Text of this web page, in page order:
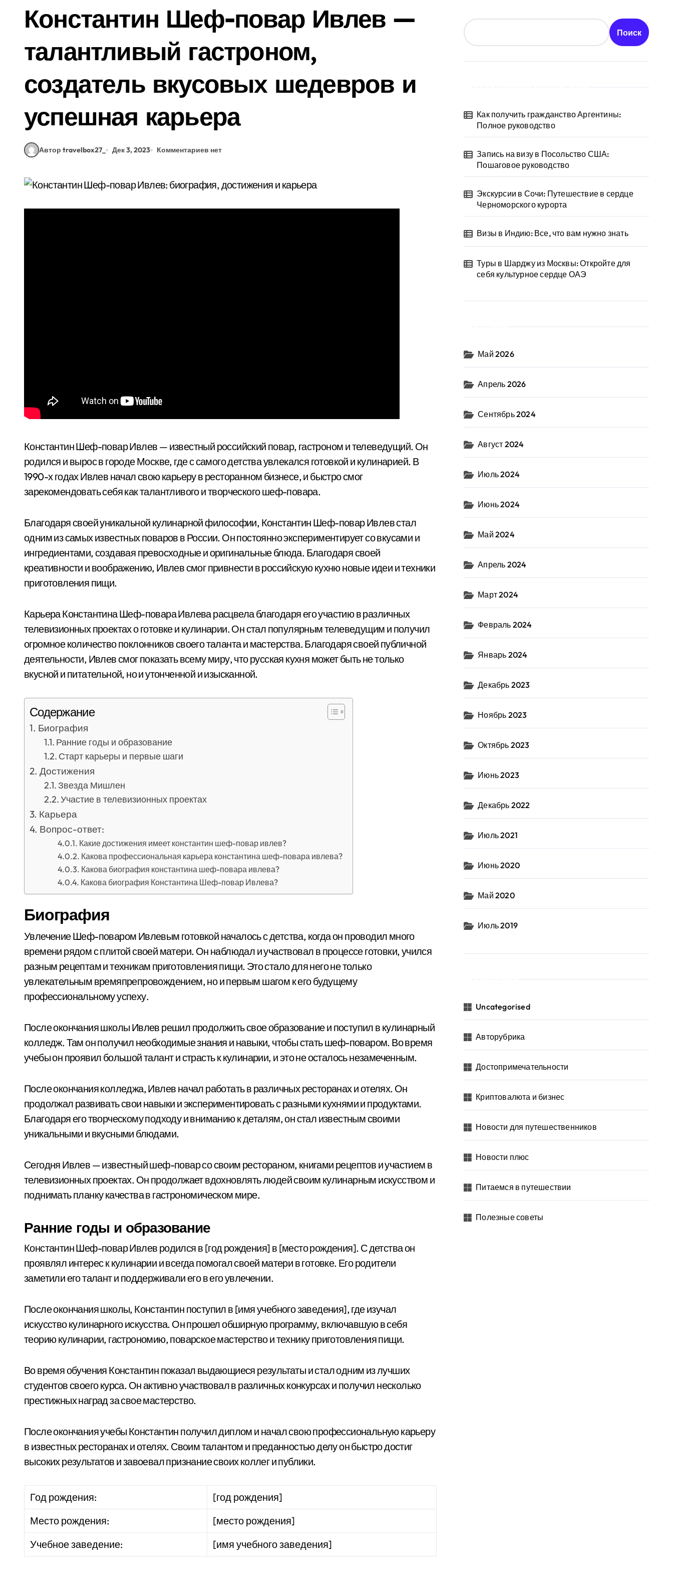
Константин Шеф-повар Ивлев —
талантливый гастроном,
создатель вкусовых шедевров и
успешная карьера
Автор travelbox27_ Дек 3, 2023 Комментариев нет
Константин Шеф-повар Ивлев — известный российский повар, гастроном и телеведущий. Он
родился и вырос в городе Москве, где с самого детства увлекался готовкой и кулинарией. В
1990-х годах Ивлев начал свою карьеру в ресторанном бизнесе, и быстро смог
зарекомендовать себя как талантливого и творческого шеф-повара.
Благодаря своей уникальной кулинарной философии, Константин Шеф-повар Ивлев стал
одним из самых известных поваров в России. Он постоянно экспериментирует со вкусами и
ингредиентами, создавая превосходные и оригинальные блюда. Благодаря своей
креативности и воображению, Ивлев смог привнести в российскую кухню новые идеи и техники
приготовления пищи.
Карьера Константина Шеф-повара Ивлева расцвела благодаря его участию в различных
телевизионных проектах о готовке и кулинарии. Он стал популярным телеведущим и получил
огромное количество поклонников своего таланта и мастерства. Благодаря своей публичной
деятельности, Ивлев смог показать всему миру, что русская кухня может быть не только
вкусной и питательной, но и утонченной и изысканной.
Содержание
Биография
Ранние годы и образование
Старт карьеры и первые шаги
Достижения
Звезда Мишлен
Участие в телевизионных проектах
Карьера
Вопрос-ответ:
Какие достижения имеет константин шеф-повар ивлев?
Какова профессиональная карьера константина шеф-повара ивлева?
Какова биография константина шеф-повара ивлева?
Какова биография Константина Шеф-повар Ивлева?
Биография
Увлечение Шеф-поваром Ивлевым готовкой началось с детства, когда он проводил много
времени рядом с плитой своей матери. Он наблюдал и участвовал в процессе готовки, учился
разным рецептам и техникам приготовления пищи. Это стало для него не только
увлекательным времяпрепровождением, но и первым шагом к его будущему
профессиональному успеху.
После окончания школы Ивлев решил продолжить свое образование и поступил в кулинарный
колледж. Там он получил необходимые знания и навыки, чтобы стать шеф-поваром. Во время
учебы он проявил большой талант и страсть к кулинарии, и это не осталось незамеченным.
После окончания колледжа, Ивлев начал работать в различных ресторанах и отелях. Он
продолжал развивать свои навыки и экспериментировать с разными кухнями и продуктами.
Благодаря его творческому подходу и вниманию к деталям, он стал известным своими
уникальными и вкусными блюдами.
Сегодня Ивлев — известный шеф-повар со своим рестораном, книгами рецептов и участием в
телевизионных проектах. Он продолжает вдохновлять людей своим кулинарным искусством и
поднимать планку качества в гастрономическом мире.
Ранние годы и образование
Константин Шеф-повар Ивлев родился в [год рождения] в [место рождения]. С детства он
проявлял интерес к кулинарии и всегда помогал своей матери в готовке. Его родители
заметили его талант и поддерживали его в его увлечении.
После окончания школы, Константин поступил в [имя учебного заведения], где изучал
искусство кулинарного искусства. Он прошел обширную программу, включавшую в себя
теорию кулинарии, гастрономию, поварское мастерство и технику приготовления пищи.
Во время обучения Константин показал выдающиеся результаты и стал одним из лучших
студентов своего курса. Он активно участвовал в различных конкурсах и получил несколько
престижных наград за свое мастерство.
После окончания учебы Константин получил диплом и начал свою профессиональную карьеру
в известных ресторанах и отелях. Своим талантом и преданностью делу он быстро достиг
высоких результатов и завоевал признание своих коллег и публики.
Год рождения:
[год рождения]
Место рождения:
[место рождения]
Учебное заведение:
[имя учебного заведения]
Поиск
Как получить гражданство Аргентины:
Полное руководство
Запись на визу в Посольство США:
Пошаговое руководство
Экскурсии в Сочи: Путешествие в сердце
Черноморского курорта
Визы в Индию: Все, что вам нужно знать
Туры в Шарджу из Москвы: Откройте для
себя культурное сердце ОАЭ
Май 2026
Апрель 2026
Сентябрь 2024
Август 2024
Июль 2024
Июнь 2024
Май 2024
Апрель 2024
Март 2024
Февраль 2024
Январь 2024
Декабрь 2023
Ноябрь 2023
Октябрь 2023
Июнь 2023
Декабрь 2022
Июль 2021
Июнь 2020
Май 2020
Июль 2019
Uncategorised
Авторубрика
Достопримечательности
Криптовалюта и бизнес
Новости для путешественников
Новости плюс
Питаемся в путешествии
Полезные советы